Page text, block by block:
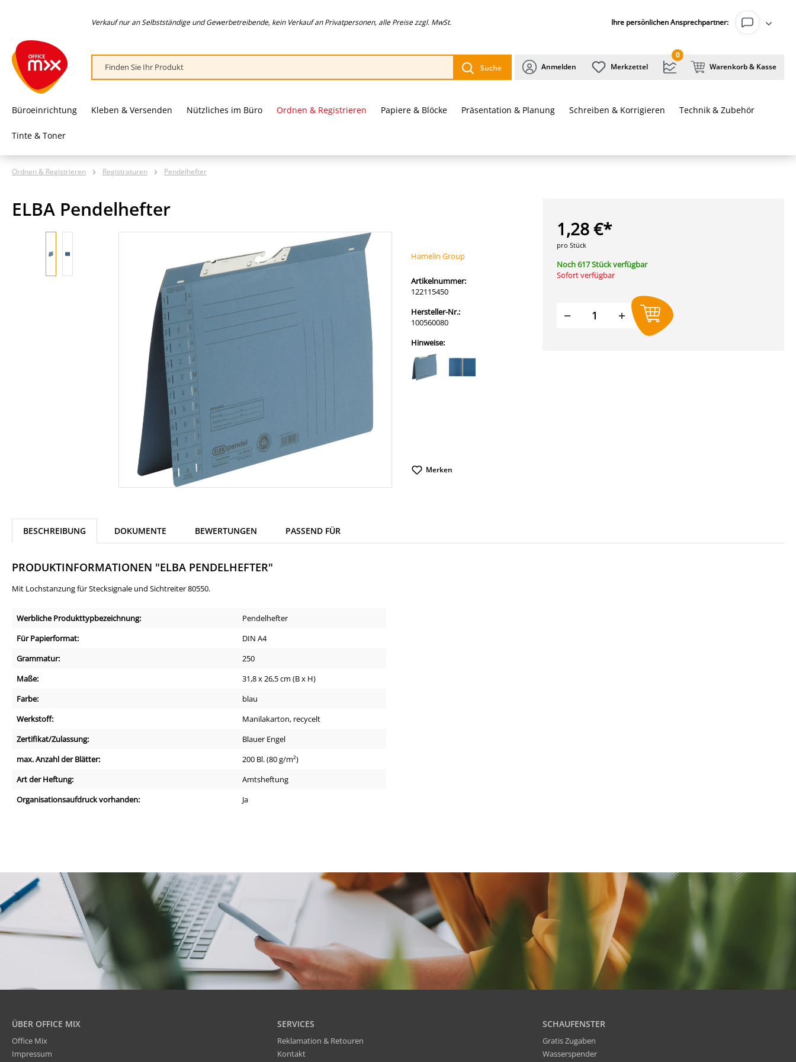
Verkauf nur an Selbstständige und Gewerbetreibende, kein Verkauf an Privatpersonen, alle Preise zzgl. MwSt. Ihre persönlichen Ansprechpartner:
Suche Anmelden Merkzettel
0
Warenkorb & Kasse
Büroeinrichtung Kleben & Versenden Nützliches im Büro Ordnen & Registrieren Papiere & Blöcke Präsentation & Planung Schreiben & Korrigieren Technik & Zubehör
Tinte & Toner
Ordnen & Registrieren Registraturen Pendelhefter
ELBA Pendelhefter
Hamelin Group
Artikelnummer:
122115450
Hersteller-Nr.:
100560080
Hinweise:
Merken
1,28 €*
pro Stück
Noch 617 Stück verfügbar
Sofort verfügbar
Produkt Anzahl: Gib den
BESCHREIBUNG DOKUMENTE BEWERTUNGEN PASSEND FÜR
PRODUKTINFORMATIONEN "ELBA PENDELHEFTER"
Mit Lochstanzung für Stecksignale und Sichtreiter 80550.
Werbliche Produkttypbezeichnung:
Pendelhefter
Für Papierformat:
DIN A4
Grammatur:
250
Maße:
31,8 x 26,5 cm (B x H)
Farbe:
blau
Werkstoff:
Manilakarton, recycelt
Zertifikat/Zulassung:
Blauer Engel
max. Anzahl der Blätter:
200 Bl. (80 g/m²)
Art der Heftung:
Amtsheftung
Organisationsaufdruck vorhanden:
Ja
ÜBER OFFICE MIX
Office Mix
Impressum
SERVICES
Reklamation & Retouren
Kontakt
SCHAUFENSTER
Gratis Zugaben
Wasserspender